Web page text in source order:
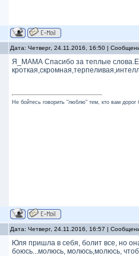
Дата: Четверг, 24.11.2016, 16:50 |
Я_МАМА Спасибо за теплые
Не бойтесь говорить "люблю" тем, кто вам дорог
Дата: Четверг, 24.11.2016, 16:57 |
Юля пришла в себя, болит все, но
боюсь...молюсь, молюсь,молюсь,